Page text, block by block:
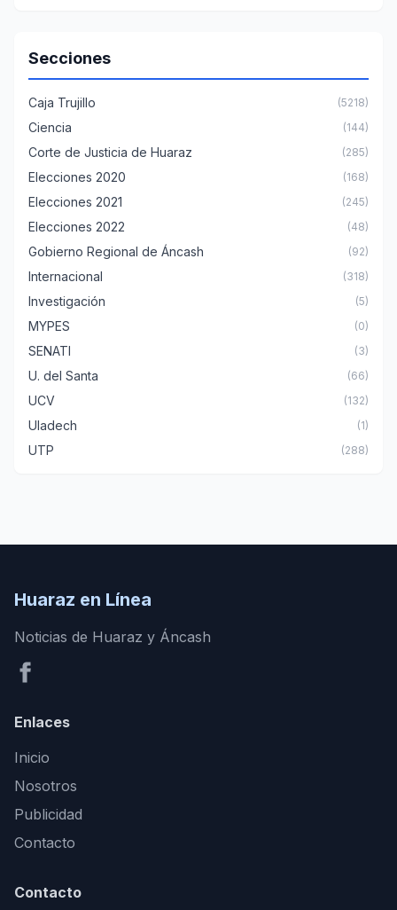
Secciones
Caja Trujillo (5218)
Ciencia (144)
Corte de Justicia de Huaraz (285)
Elecciones 2020 (168)
Elecciones 2021 (245)
Elecciones 2022 (48)
Gobierno Regional de Áncash (92)
Internacional (318)
Investigación (5)
MYPES (0)
SENATI (3)
U. del Santa (66)
UCV (132)
Uladech (1)
UTP (288)
Huaraz en Línea
Noticias de Huaraz y Áncash
Enlaces
Inicio
Nosotros
Publicidad
Contacto
Contacto